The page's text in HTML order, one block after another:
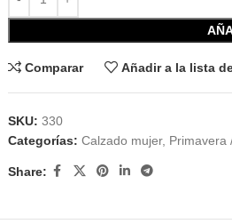
Comparar Añadir a la lista
SKU: 330
Categorías: Calzado mujer, Primavera
Share: